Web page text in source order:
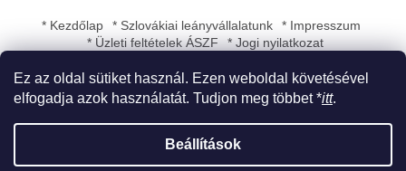
Ez az oldal sütiket használ. Ezen weboldal követésével
elfogadja azok használatát. Tudjon meg többet *itt.
Beállítások
* Kezdőlap * Szlovákiai leányvállalatunk
* Impresszum
* Üzleti feltételek ÁSZF
* Jogi nyilatkozat